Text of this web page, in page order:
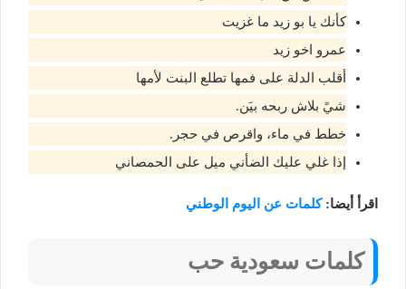
كأنك يا بو زيد ما غزيت
عمرو اخو زيد
أقلب الدلة على فمها تطلع البنت لأمها
شيً بلاش ربحه بيَن.
خطط في ماء، واقرص في حجر.
إذا غلي عليك الضأني ميل على الحمصاني
اقرأ أيضا:كلمات عن اليوم الوطني
كلمات سعودية حب